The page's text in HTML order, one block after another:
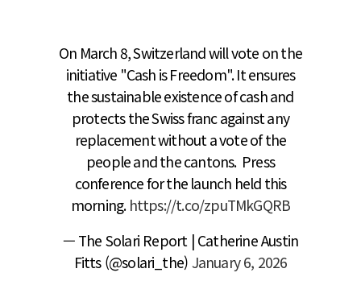
On March 8, Switzerland will vote on the
initiative "Cash is Freedom". It ensures
the sustainable existence of cash and
protects the Swiss franc against any
replacement without a vote of the
people and the cantons. Press
conference for the launch held this
morning. https://t.co/zpuTMkGQRB
— The Solari Report | Catherine Austin
Fitts (@solari_the) January 6, 2026